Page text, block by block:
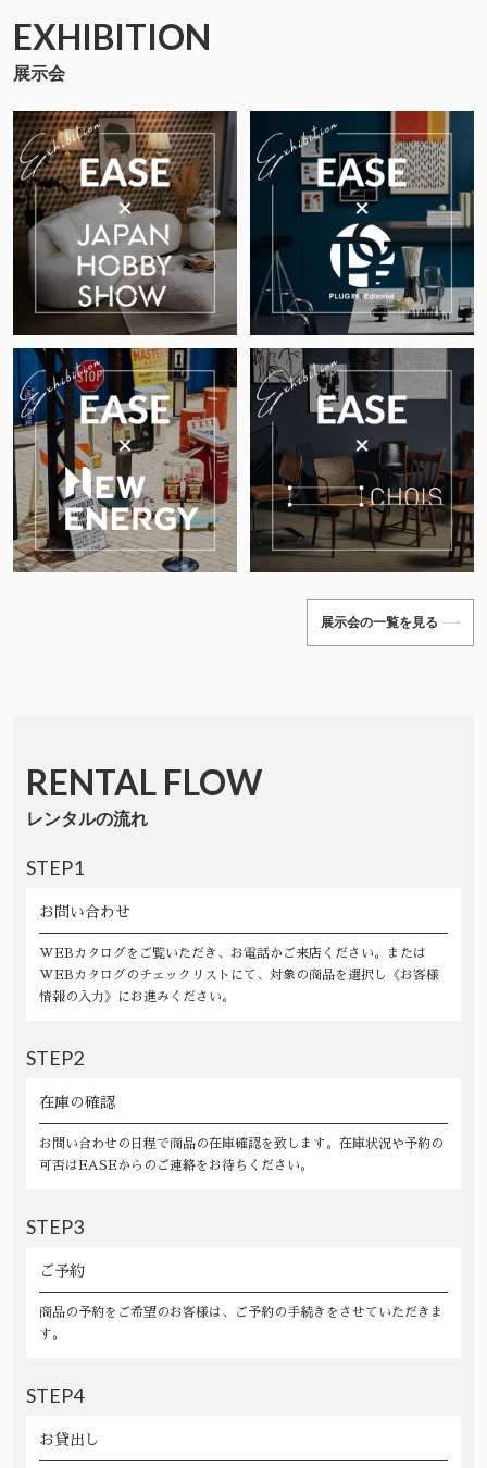
EXHIBITION
展示会
展示会の一覧を見る
RENTAL FLOW
レンタルの流れ
STEP1
お問い合わせ
WEBカタログをご覧いただき、お電話かご来店ください。または
WEBカタログのチェックリストにて、対象の商品を選択し《お客様
情報の入力》にお進みください。
STEP2
在庫の確認
お問い合わせの日程で商品の在庫確認を致します。在庫状況や予約の
可否はEASEからのご連絡をお待ちください。
STEP3
ご予約
商品の予約をご希望のお客様は、ご予約の手続きをさせていただきま
す。
STEP4
お貸出し